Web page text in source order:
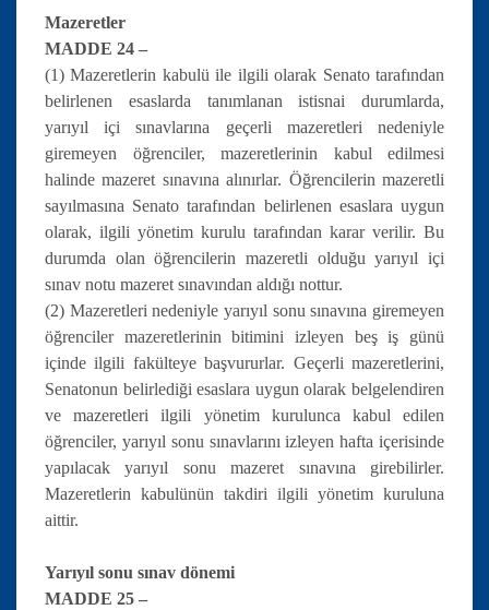
Mazeretler
MADDE 24 –
(1) Mazeretlerin kabulü ile ilgili olarak Senato tarafından
belirlenen esaslarda tanımlanan istisnai durumlarda,
yarıyıl içi sınavlarına geçerli mazeretleri nedeniyle
giremeyen öğrenciler, mazeretlerinin kabul edilmesi
halinde mazeret sınavına alınırlar. Öğrencilerin mazeretli
sayılmasına Senato tarafından belirlenen esaslara uygun
olarak, ilgili yönetim kurulu tarafından karar verilir. Bu
durumda olan öğrencilerin mazeretli olduğu yarıyıl içi
sınav notu mazeret sınavından aldığı nottur.
(2) Mazeretleri nedeniyle yarıyıl sonu sınavına giremeyen
öğrenciler mazeretlerinin bitimini izleyen beş iş günü
içinde ilgili fakülteye başvururlar. Geçerli mazeretlerini,
Senatonun belirlediği esaslara uygun olarak belgelendiren
ve mazeretleri ilgili yönetim kurulunca kabul edilen
öğrenciler, yarıyıl sonu sınavlarını izleyen hafta içerisinde
yapılacak yarıyıl sonu mazeret sınavına girebilirler.
Mazeretlerin kabulünün takdiri ilgili yönetim kuruluna
aittir.
Yarıyıl sonu sınav dönemi
MADDE 25 –